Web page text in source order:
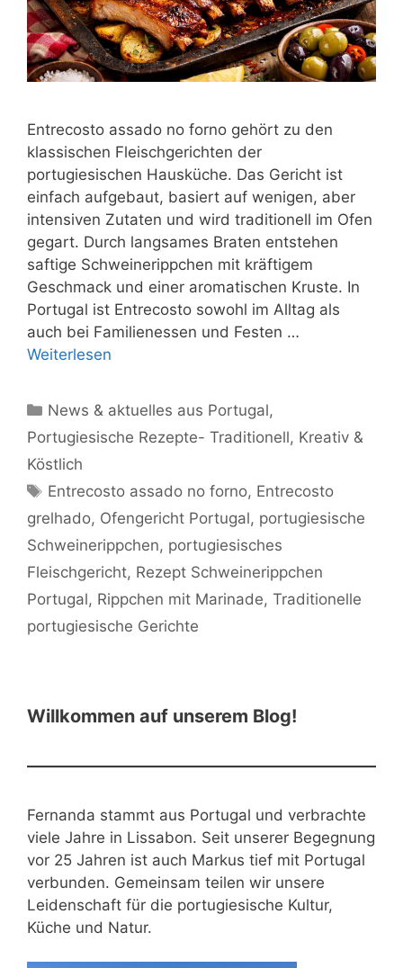
Entrecosto assado no forno gehört zu den
klassischen Fleischgerichten der
portugiesischen Hausküche. Das Gericht ist
einfach aufgebaut, basiert auf wenigen, aber
intensiven Zutaten und wird traditionell im Ofen
gegart. Durch langsames Braten entstehen
saftige Schweinerippchen mit kräftigem
Geschmack und einer aromatischen Kruste. In
Portugal ist Entrecosto sowohl im Alltag als
auch bei Familienessen und Festen …
Weiterlesen
Kategorien
News & aktuelles aus Portugal,
Portugiesische Rezepte- Traditionell, Kreativ &
Köstlich
Schlagwörter
Entrecosto assado no forno, Entrecosto
grelhado, Ofengericht Portugal, portugiesische
Schweinerippchen, portugiesisches
Fleischgericht, Rezept Schweinerippchen
Portugal, Rippchen mit Marinade, Traditionelle
portugiesische Gerichte
Willkommen auf unserem Blog!
Fernanda stammt aus Portugal und verbrachte
viele Jahre in Lissabon. Seit unserer Begegnung
vor 25 Jahren ist auch Markus tief mit Portugal
verbunden. Gemeinsam teilen wir unsere
Leidenschaft für die portugiesische Kultur,
Küche und Natur.